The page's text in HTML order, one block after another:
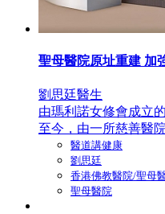
聖母醫院原址重建 加
劉思廷醫生
由瑪利諾女修會成立
至今，由一所慈善醫
醫道講健康
劉思廷
香港佛教醫院/聖母
聖母醫院